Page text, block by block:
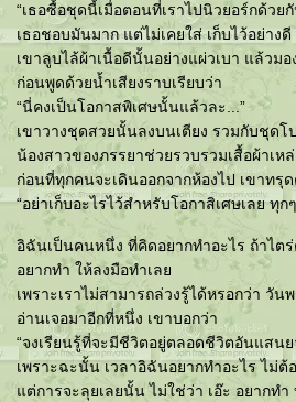
“เธอซื้อชุดนี้เมื่อตอนที่เราไปนิวยอร์กด้ว
เธอชอบมันมาก แต่ไม่เคยใส่ เก็บไว้อย่าง
เขาลูบไล้ผ้าเนื้อดีนั้นอย่างแผ่วเบา แล้วม
ก่อนพูดด้วยน้ำเสียงราบเรียบว่า
“นี่คงเป็นโอกาสพิเศษนั้นแล้วละ...”
เขาวางชุดสวยนั้นลงบนเตียง รวมกับชุด
น้องสาวของภรรยาช่วยรวบรวมเสื้อผ้าเ
ก่อนที่ทุกคนจะเดินออกจากห้องไป เขาทรุ
“อย่าเก็บอะไรไว้สำหรับโอกาสิเศษเลย ทุ
อิฉันเป็นคนหนึ่ง ที่คิดอยากทำอะไร ถ้าไต
อยากทำ ให้ลงมือทำเล
เพราะเราไม่สามารถล่วงรู้ได้หรอกว่า วัน
อ่านเจอมาอีกที่หนึ่ง เขาบอกว่า
“จงเรียนรู้ที่จะมีชีวิตอยู่ตลอดชีวิตอันแสน
เพราะฉะนั้น เวลาอิฉันอยากทำอะไร ไม่
ต่การจะลุยเลยนั้น ไม่ใช่ว่า เอ๊ะ อยากทำ